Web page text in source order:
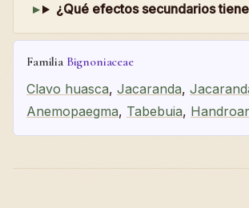
¿Qué efectos secundarios
Familia Bignoniaceae
Clavo huasca, Jacaranda,
Anemopaegma, Tabebuia,